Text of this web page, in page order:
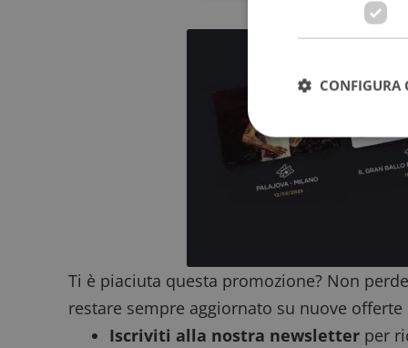
Ti è piaciuta questa promozione? Non
restare sempre aggiornato su nuove offerte
Iscriviti alla nostra newsletter per
CONFIGURA
I cookie
dell'account. Il sito
_GRECAPTCHA